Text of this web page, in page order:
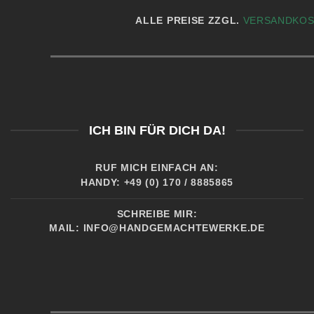
ALLE PREISE ZZGL.
ICH BIN FÜR DICH DA!
RUF MICH EINFACH AN:
HANDY: +49 (0) 170 / 8885865
SCHREIBE MIR:
MAIL:
INFO@HANDGEMACHTEWERKE.DE